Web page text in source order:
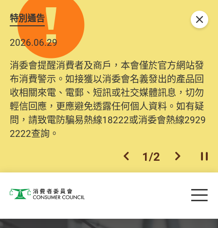
特別通告
2026.06.29
消委會提醒消費者及商戶，本會僅於官方網站發
布消費警示。如接獲以消委會名義發出的產品回
收相關來電、電郵、短訊或社交媒體訊息，切勿
輕信回應，更應避免透露任何個人資料。如有疑
問，請致電防騙易熱線18222或消委會熱線2929
2222查詢。
上一個
1/2 下一個開
關閉
消費者委員會 目